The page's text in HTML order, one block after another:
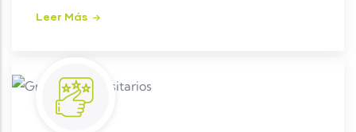
Leer Más